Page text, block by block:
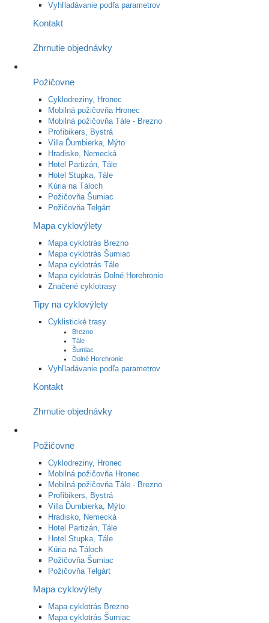
Vyhľladávanie podľa parametrov
Kontakt
Zhrnutie objednávky
Požičovne
Cyklodreziny, Hronec
Mobilná požičovňa Hronec
Mobilná požičovňa Tále - Brezno
Profibikers, Bystrá
Villa Ďumbierka, Mýto
Hradisko, Nemecká
Hotel Partizán, Tále
Hotel Stupka, Tále
Kúria na Táloch
Požičovňa Šumiac
Požičovňa Telgárt
Mapa cyklovýlety
Mapa cyklotrás Brezno
Mapa cyklotrás Šumiac
Mapa cyklotrás Tále
Mapa cyklotrás Dolné Horehronie
Značené cyklotrasy
Tipy na cyklovýlety
Cyklistické trasy
Brezno
Tále
Šumiac
Dolné Horehronie
Vyhľladávanie podľa parametrov
Kontakt
Zhrnutie objednávky
Požičovne
Cyklodreziny, Hronec
Mobilná požičovňa Hronec
Mobilná požičovňa Tále - Brezno
Profibikers, Bystrá
Villa Ďumbierka, Mýto
Hradisko, Nemecká
Hotel Partizán, Tále
Hotel Stupka, Tále
Kúria na Táloch
Požičovňa Šumiac
Požičovňa Telgárt
Mapa cyklovýlety
Mapa cyklotrás Brezno
Mapa cyklotrás Šumiac